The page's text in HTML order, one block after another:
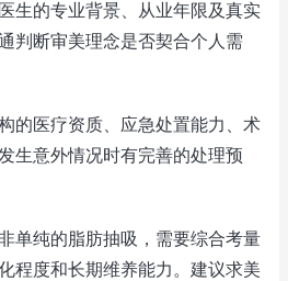
医生的专业背景、从业年限及真实
判断审美理念是否契合个人需
的医疗资质、应急处置能力、术
生意外情况时有完善的处理预
单纯的脂肪抽吸，需要综合考量
程度和长期维养能力。建议求美